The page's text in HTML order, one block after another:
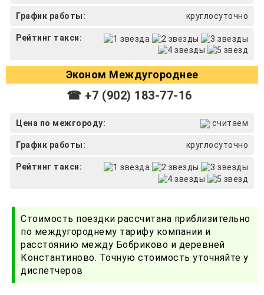
График работы: круглосуточно
Рейтинг такси:
Эконом Междугороднее
☎ +7 (902) 183-77-16
Цена по межгороду: считаем
График работы: круглосуточно
Рейтинг такси:
Стоимость поездки рассчитана приблизительно
по междугороднему тарифу компании и
расстоянию между Бобриково и деревней
Константиново. Точную стоимость уточняйте у
диспетчеров